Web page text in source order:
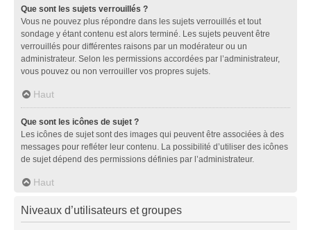
Que sont les sujets verrouillés ?
Vous ne pouvez plus répondre dans les sujets verrouillés et tout
sondage y étant contenu est alors terminé. Les sujets peuvent être
verrouillés pour différentes raisons par un modérateur ou un
administrateur. Selon les permissions accordées par l’administrateur,
vous pouvez ou non verrouiller vos propres sujets.
Haut
Que sont les icônes de sujet ?
Les icônes de sujet sont des images qui peuvent être associées à des
messages pour refléter leur contenu. La possibilité d’utiliser des icônes
de sujet dépend des permissions définies par l’administrateur.
Haut
Niveaux d’utilisateurs et groupes